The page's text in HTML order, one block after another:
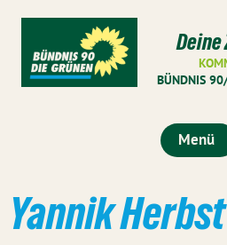
Deine
BÜNDNIS
Menü
Yannik Herbst